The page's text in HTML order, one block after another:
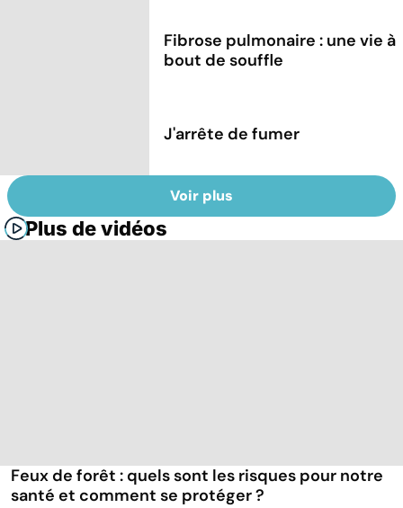
Fibrose pulmonaire : une vie à
bout de souffle
J'arrête de fumer
Voir plus
Plus de vidéos
Feux de forêt : quels sont les risques pour notre
santé et comment se protéger ?